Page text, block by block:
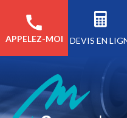
APPELEZ-MOI DEVIS EN